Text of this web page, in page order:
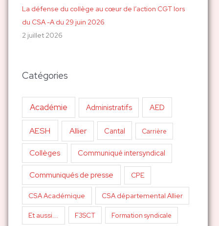
La défense du collège au cœur de l’action CGT lors
du CSA -A du 29 juin 2026
2 juillet 2026
Catégories
Académie Administratifs AED
AESH Allier Cantal Carrière
Collèges Communiqué intersyndical
Communiqués de presse CPE
CSA Académique CSA départemental Allier
Et aussi... F3SCT Formation syndicale